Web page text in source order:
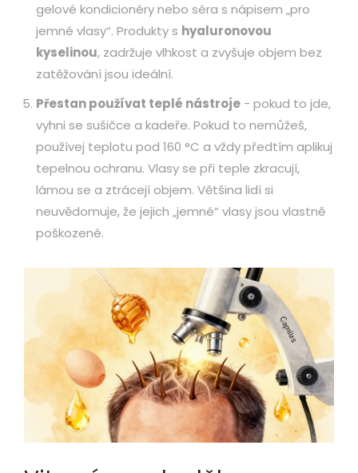
gelové kondicionéry nebo séra s nápisem „pro
jemné vlasy“. Produkty s hyaluronovou
kyselinou, zadržuje vlhkost a zvyšuje objem bez
zatěžováníjsou ideální.
Přestan používat teplé nástroje - pokud to jde,
vyhni se sušičce a kadeře. Pokud to nemůžeš,
používej teplotu pod 160 °C a vždy předtím aplikuj
tepelnou ochranu. Vlasy se při teple zkracují,
lámou se a ztrácejí objem. Většina lidí si
neuvědomuje, že jejich „jemné“ vlasy jsou vlastně
poškozené.